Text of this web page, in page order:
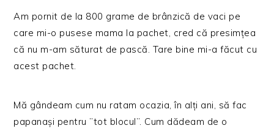
Am pornit de la 800 grame de brânzică de vaci pe
care mi-o pusese mama la pachet, cred că presimțea
că nu m-am săturat de pască. Tare bine mi-a făcut cu
acest pachet.
Mă gândeam cum nu ratam ocazia, în alți ani, să fac
papanași pentru ”tot blocul”. Cum dădeam de o